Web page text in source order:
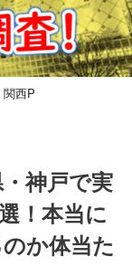
関西P
・神戸で実
！本当に
か体当た